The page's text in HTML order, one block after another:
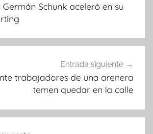
Schunk aceleró en su
Entrada siguiente
trabajadores de una arenera
temen quedar en la calle